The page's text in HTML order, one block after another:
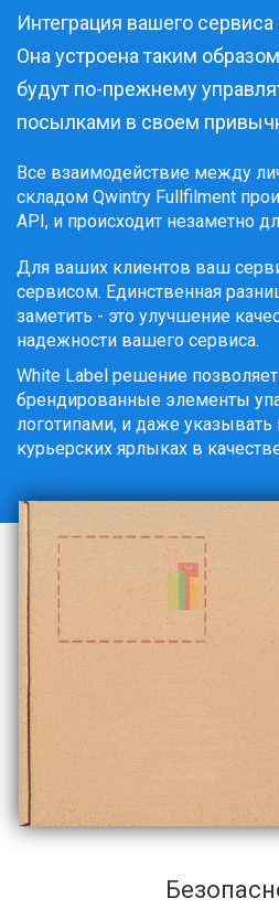
Интеграция вашего
Она устроена таким
будут по-прежнему
посылками в своем
Все взаимодействие между
складом Qwintry Fullfilment
API, и происходит незаметно
Для ваших клиентов ваш
сервисом. Единственная
заметить - это улучшение
надежности вашего сервиса.
White Label решение
брендированные элементы
логотипами, и даже
курьерских ярлыках в